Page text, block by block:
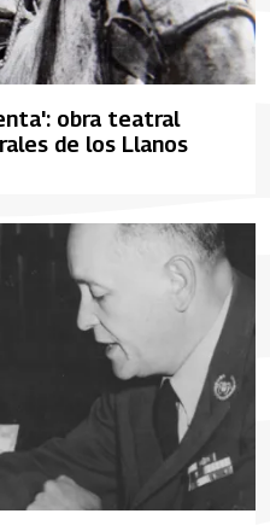
obra teatral
de los Llanos